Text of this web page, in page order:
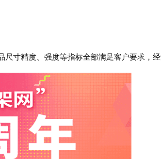
寸精度、强度等指标全部满足客户要求